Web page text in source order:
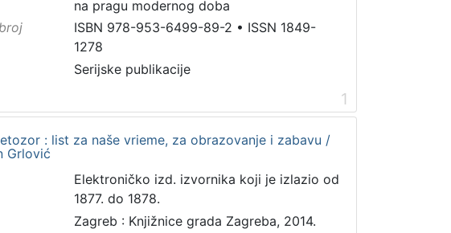
na pragu modernog doba
ISBN 978-953-6499-89-2 • ISSN 1849-
1278
Serijske publikacije
1
: list za naše vrieme, za obrazovanje i zabavu /
Grlović
Elektroničko izd. izvornika koji je izlazio od
1877. do 1878.
Zagreb : Knjižnice grada Zagreba, 2014.